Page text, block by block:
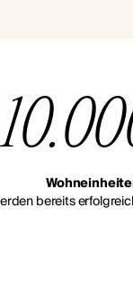
bereits